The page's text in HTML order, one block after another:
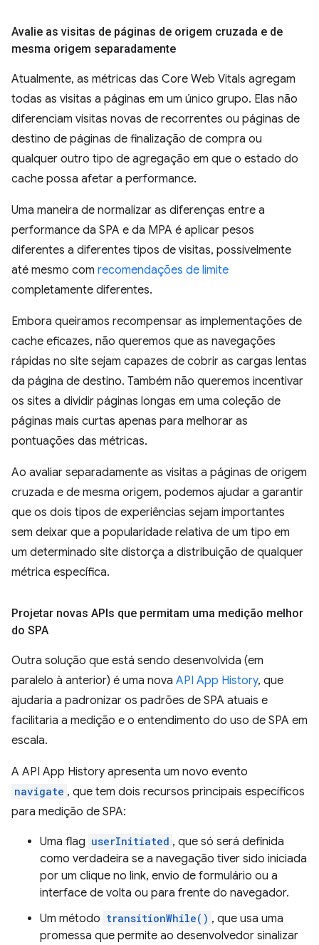
Avalie as visitas de páginas de origem cruzada e de
mesma origem separadamente
Atualmente, as métricas das Core Web Vitals agregam
todas as visitas a páginas em um único grupo. Elas não
diferenciam visitas novas de recorrentes ou páginas de
destino de páginas de finalização de compra ou
qualquer outro tipo de agregação em que o estado do
cache possa afetar a performance.
Uma maneira de normalizar as diferenças entre a
performance da SPA e da MPA é aplicar pesos
diferentes a diferentes tipos de visitas, possivelmente
até mesmo com recomendações de limite
completamente diferentes.
Embora queiramos recompensar as implementações de
cache eficazes, não queremos que as navegações
rápidas no site sejam capazes de cobrir as cargas lentas
da página de destino. Também não queremos incentivar
os sites a dividir páginas longas em uma coleção de
páginas mais curtas apenas para melhorar as
pontuações das métricas.
Ao avaliar separadamente as visitas a páginas de origem
cruzada e de mesma origem, podemos ajudar a garantir
que os dois tipos de experiências sejam importantes
sem deixar que a popularidade relativa de um tipo em
um determinado site distorça a distribuição de qualquer
métrica específica.
Projetar novas APIs que permitam uma medição melhor
do SPA
Outra solução que está sendo desenvolvida (em
paralelo à anterior) é uma nova API App History, que
ajudaria a padronizar os padrões de SPA atuais e
facilitaria a medição e o entendimento do uso de SPA em
escala.
A API App History apresenta um novo evento
navigate , que tem dois recursos principais específicos
para medição de SPA:
Uma flag userInitiated , que só será definida
como verdadeira se a navegação tiver sido iniciada
por um clique no link, envio de formulário ou a
interface de volta ou para frente do navegador.
Um método transitionWhile() , que usa uma
promessa que permite ao desenvolvedor sinalizar